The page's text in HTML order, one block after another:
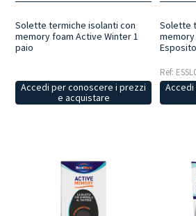
Solette termiche isolanti con
memory foam Active Winter 1
paio
Accedi per conoscere i prezzi
e acquistare
Solette
Ref: